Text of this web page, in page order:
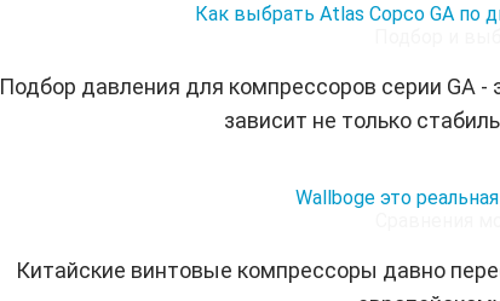
Как выбрать Atlas Copco GA по
Подбор давления для компрессоров серии GA
зависит не только
Wallboge это
Китайские винтовые компрессоры давно